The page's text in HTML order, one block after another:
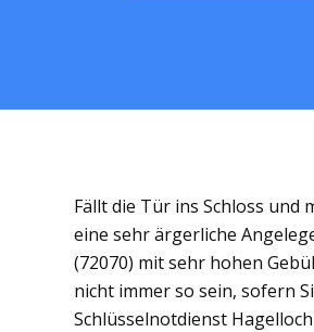
Fällt die Tür ins Schloss und
eine sehr ärgerliche
(72070) mit sehr hohen
nicht immer so sein, sofern
Schlüsselnotdienst